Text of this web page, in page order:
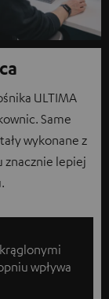
ULTIMA
Same
wykonane z
znacznie lepiej
wpływa